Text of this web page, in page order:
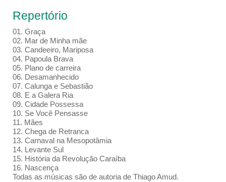
Repertório
01. Graça
02. Mar de Minha mãe
03. Candeeiro, Mariposa
04. Papoula Brava
05. Plano de carreira
06. Desamanhecido
07. Calunga e Sebastião
08. E a Galera Ria
09. Cidade Possessa
10. Se Você Pensasse
11. Mães
12. Chega de Retranca
13. Carnaval na Mesopotâmia
14. Levante Sul
15. História da Revolução Caraíba
16. Nascença
Todas as músicas são de autoria de Thiago Amud.